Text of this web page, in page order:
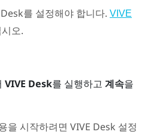
를 설정해야 합니다. VIVE
오.
VIVE Desk를 실행하고 계속을
을 시작하려면 VIVE Desk 설정